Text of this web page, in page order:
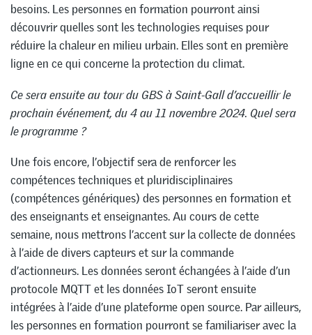
besoins. Les personnes en formation pourront ainsi
découvrir quelles sont les technologies requises pour
réduire la chaleur en milieu urbain. Elles sont en première
ligne en ce qui concerne la protection du climat.
Ce sera ensuite au tour du GBS à Saint-Gall d’accueillir le
prochain événement, du 4 au 11 novembre 2024. Quel sera
le programme ?
Une fois encore, l’objectif sera de renforcer les
compétences techniques et pluridisciplinaires
(compétences génériques) des personnes en formation et
des enseignants et enseignantes. Au cours de cette
semaine, nous mettrons l’accent sur la collecte de données
à l’aide de divers capteurs et sur la commande
d’actionneurs. Les données seront échangées à l’aide d’un
protocole MQTT et les données IoT seront ensuite
intégrées à l’aide d’une plateforme open source. Par ailleurs,
les personnes en formation pourront se familiariser avec la